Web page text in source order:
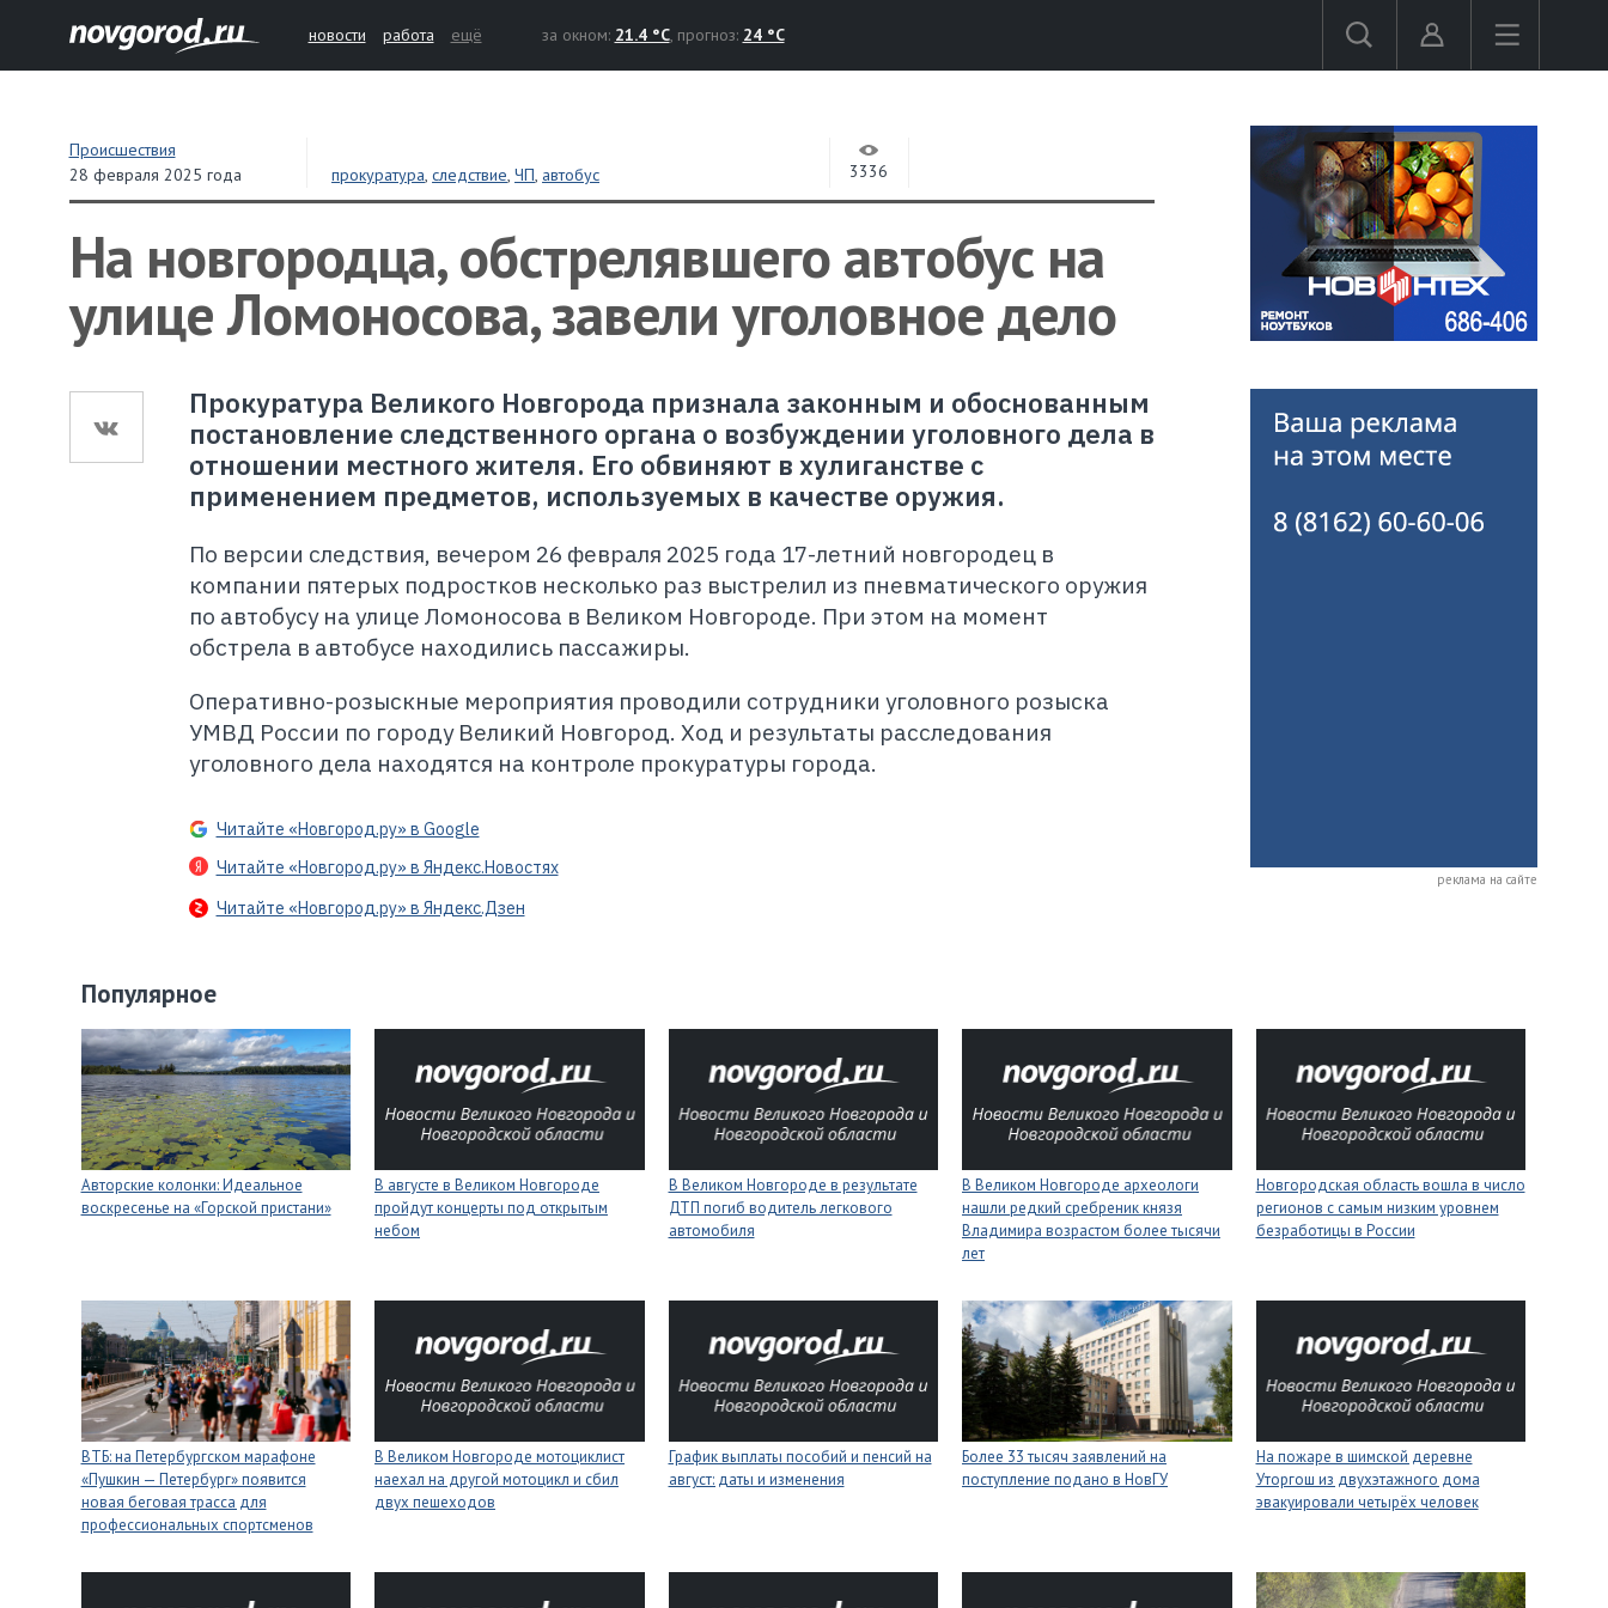
новости работа ещё за окном: 21.4 °C, прогноз: 24 °C
Происшествия
28 февраля 2025 года
прокуратура,следствие,ЧП, автобус 3336
На новгородца, обстрелявшего автобус на
улице Ломоносова, завели уголовное дело
Прокуратура Великого Новгорода признала законным и обоснованным
постановление следственного органа о возбуждении уголовного дела в
отношении местного жителя. Его обвиняют в хулиганстве с
применением предметов, используемых в качестве оружия.
По версии следствия, вечером 26 февраля 2025 года 17-летний новгородец в
компании пятерых подростков несколько раз выстрелил из пневматического оружия
по автобусу на улице Ломоносова в Великом Новгороде. При этом на момент
обстрела в автобусе находились пассажиры.
Оперативно-розыскные мероприятия проводили сотрудники уголовного розыска
УМВД России по городу Великий Новгород. Ход и результаты расследования
уголовного дела находятся на контроле прокуратуры города.
Читайте «Новгород.ру» в Google
Читайте «Новгород.ру» в Яндекс.Новостях
Читайте «Новгород.ру» в Яндекс.Дзен
реклама на сайте
Популярное
Авторские колонки: Идеальное
воскресенье на «Горской пристани»
В августе в Великом Новгороде
пройдут концерты под открытым
небом
В Великом Новгороде в результате
ДТП погиб водитель легкового
автомобиля
В Великом Новгороде археологи
нашли редкий сребреник князя
Владимира возрастом более тысячи
лет
Новгородская область вошла в число
регионов с самым низким уровнем
безработицы в России
ВТБ: на Петербургском марафоне
«Пушкин — Петербург» появится
новая беговая трасса для
профессиональных спортсменов
В Великом Новгороде мотоциклист
наехал на другой мотоцикл и сбил
двух пешеходов
График выплаты пособий и пенсий на
август: даты и изменения
Более 33 тысяч заявлений на
поступление подано в НовГУ
На пожаре в шимской деревне
Уторгош из двухэтажного дома
эвакуировали четырёх человек